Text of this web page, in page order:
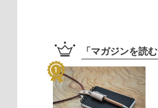
「 マガジンを読む